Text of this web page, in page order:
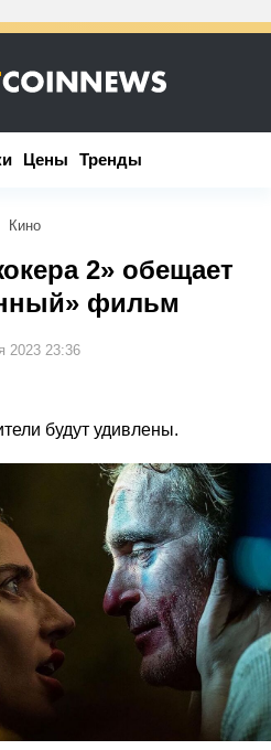
Цены Тренды
Цены Тренды
Кино
2» обещает
фильм
2023 23:36
будут удивлены.